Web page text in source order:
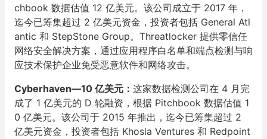
chbook 数据估值 12 亿美元。该公司成立于 2017 年，
迄今已筹集超过 2 亿美元资金，投资者包括 General Atl
antic 和 StepStone Group。Threatlocker 提供零信任
网络安全解决方案，通过应用程序白名单和端点检测与响
应技术保护企业免受恶意软件和网络攻击。
Cyberhaven—10 亿美元： 这家数据检测公司在 4 月完
成了 1 亿美元的 D 轮融资，根据 Pitchbook 数据估值 1
0 亿美元。该公司于 2015 年推出，迄今已筹集超过 2
亿美元资金，投资者包括 Khosla Ventures 和 Redpoint